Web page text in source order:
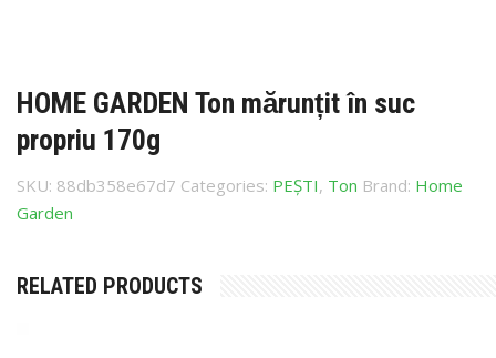
HOME GARDEN Ton mărunțit în suc
propriu 170g
SKU: 88db358e67d7 Categories: PEȘTI, Ton Brand: Home
Garden
RELATED PRODUCTS